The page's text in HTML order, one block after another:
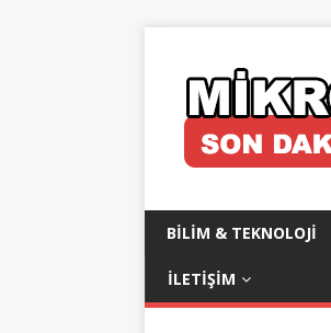
BILIM & TEKNOLOJI
İLETIŞIM